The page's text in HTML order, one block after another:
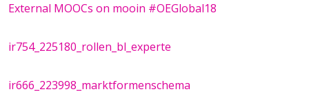
External MOOCs on mooin #OEGlobal18
ir754_225180_rollen_bl_experte
ir666_223998_marktformenschema